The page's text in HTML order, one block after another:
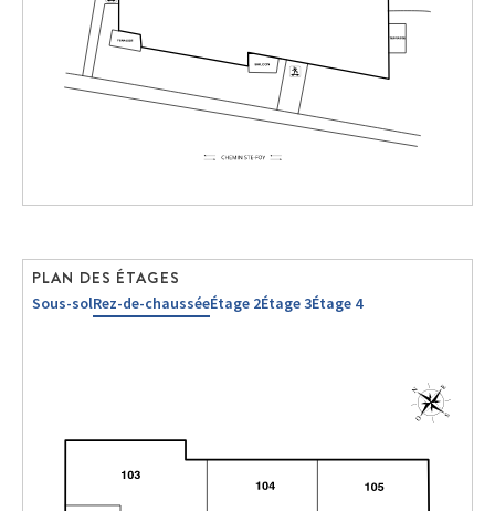
PLAN DES ÉTAGES
Sous-solRez-de-chausséeÉtage 2Étage 3Étage 4